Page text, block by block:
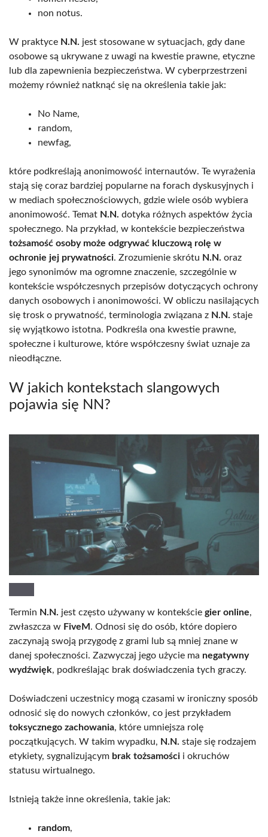
non notus.
W praktyce N.N. jest stosowane w sytuacjach, gdy dane
osobowe są ukrywane z uwagi na kwestie prawne, etyczne
lub dla zapewnienia bezpieczeństwa. W cyberprzestrzeni
możemy również natknąć się na określenia takie jak:
No Name,
random,
newfag,
które podkreślają anonimowość internautów. Te wyrażenia
stają się coraz bardziej popularne na forach dyskusyjnych i
w mediach społecznościowych, gdzie wiele osób wybiera
anonimowość. Temat N.N. dotyka różnych aspektów życia
społecznego. Na przykład, w kontekście bezpieczeństwa
tożsamość osoby może odgrywać kluczową rolę w
ochronie jej prywatności. Zrozumienie skrótu N.N. oraz
jego synonimów ma ogromne znaczenie, szczególnie w
kontekście współczesnych przepisów dotyczących ochrony
danych osobowych i anonimowości. W obliczu nasilających
się trosk o prywatność, terminologia związana z N.N. staje
się wyjątkowo istotna. Podkreśla ona kwestie prawne,
społeczne i kulturowe, które współczesny świat uznaje za
nieodłączne.
W jakich kontekstach slangowych
pojawia się NN?
Termin N.N. jest często używany w kontekście gier online,
zwłaszcza w FiveM . Odnosi się do osób, które dopiero
zaczynają swoją przygodę z grami lub są mniej znane w
danej społeczności. Zazwyczaj jego użycie ma negatywny
wydźwięk, podkreślając brak doświadczenia tych graczy.
Doświadczeni uczestnicy mogą czasami w ironiczny sposób
odnosić się do nowych członków, co jest przykładem
toksycznego zachowania, które umniejsza rolę
początkujących. W takim wypadku, N.N. staje się rodzajem
etykiety, sygnalizującym brak tożsamości i okruchów
statusu wirtualnego.
Istnieją także inne określenia, takie jak:
random,